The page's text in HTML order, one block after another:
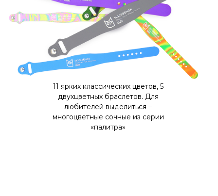
11 ярких классических цветов, 5
двухцветных браслетов. Для
любителей выделиться –
многоцветные сочные из серии
«палитра»